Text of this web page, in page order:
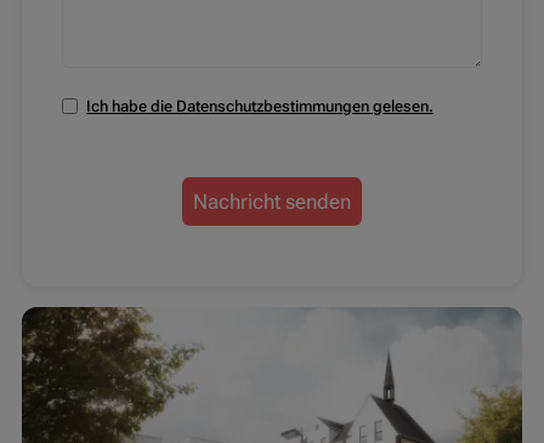
Ich habe die Datenschutzbestimmungen gelesen.
Nachricht senden